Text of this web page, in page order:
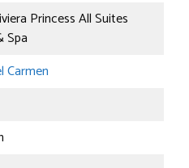
Princess All Suites
Spa
Carmen